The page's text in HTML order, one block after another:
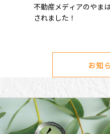
不動産メディアのやま
されました！
お知